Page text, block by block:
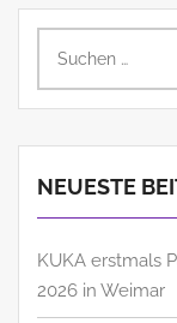
nach:
NEUESTE
KUKA erstmals
2026 in Weimar